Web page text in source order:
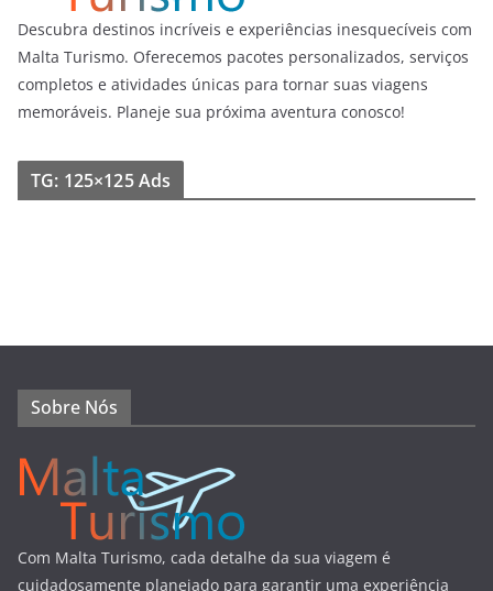
Descubra destinos incríveis e experiências inesquecíveis com
Malta Turismo. Oferecemos pacotes personalizados, serviços
completos e atividades únicas para tornar suas viagens
memoráveis. Planeje sua próxima aventura conosco!
TG: 125×125 Ads
Sobre Nós
Com Malta Turismo, cada detalhe da sua viagem é
cuidadosamente planejado para garantir uma experiência